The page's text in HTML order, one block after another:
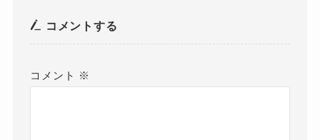
コメントする
コメント ※